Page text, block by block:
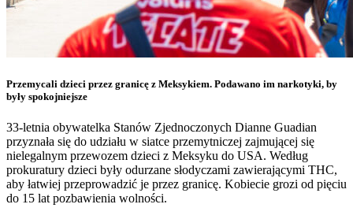
Przemycali dzieci przez granicę z Meksykiem. Podawano im narkotyki, by
były spokojniejsze
33-letnia obywatelka Stanów Zjednoczonych Dianne Guadian
przyznała się do udziału w siatce przemytniczej zajmującej się
nielegalnym przewozem dzieci z Meksyku do USA. Według
prokuratury dzieci były odurzane słodyczami zawierającymi THC,
aby łatwiej przeprowadzić je przez granicę. Kobiecie grozi od pięciu
do 15 lat pozbawienia wolności.